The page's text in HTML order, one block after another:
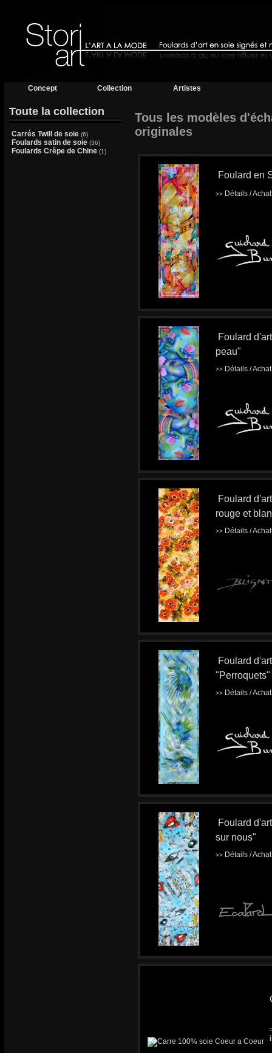
Concept Collection Artistes
Toute la collection
Carrés Twill de soie (6)
Foulards satin de soie (36)
Foulards Crêpe de Chine (1)
Tous les modèles
originales
Foulard en
>> Détails /
Foulard
peau"
>> Détails /
Foulard
rouge et
>> Détails /
Foulard
"Perroquets"
>> Détails /
Foulard
sur nous"
>> Détails /